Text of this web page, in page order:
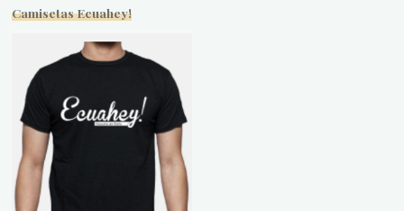
Camisetas Ecuahey!